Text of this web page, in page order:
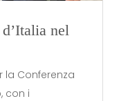
nel
la Conferenza
con i